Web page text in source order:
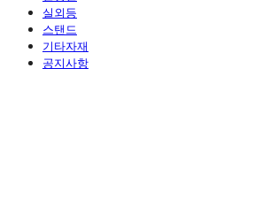
실외등
스탠드
기타자재
공지사항